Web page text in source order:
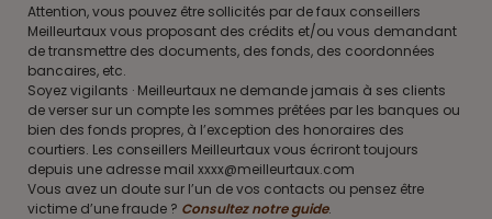
Attention, vous pouvez être sollicités par de faux conseillers
Meilleurtaux vous proposant des crédits et/ou vous demandant
de transmettre des documents, des fonds, des coordonnées
bancaires, etc.
Soyez vigilants · Meilleurtaux ne demande jamais à ses clients
de verser sur un compte les sommes prêtées par les banques ou
bien des fonds propres, à l’exception des honoraires des
courtiers. Les conseillers Meilleurtaux vous écriront toujours
depuis une adresse mail xxxx@meilleurtaux.com
Vous avez un doute sur l’un de vos contacts ou pensez être
victime d’une fraude ? Consultez notre guide.